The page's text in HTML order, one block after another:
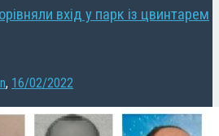
вхід у парк із цвинтарем
, 16/02/2022